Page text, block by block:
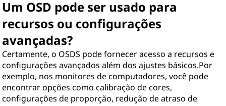
Um OSD pode ser usado para
recursos ou configurações
avançadas?
Certamente, o OSDS pode fornecer acesso a recursos e
configurações avançados além dos ajustes básicos.Por
exemplo, nos monitores de computadores, você pode
encontrar opções como calibração de cores,
configurações de proporção, redução de atraso de